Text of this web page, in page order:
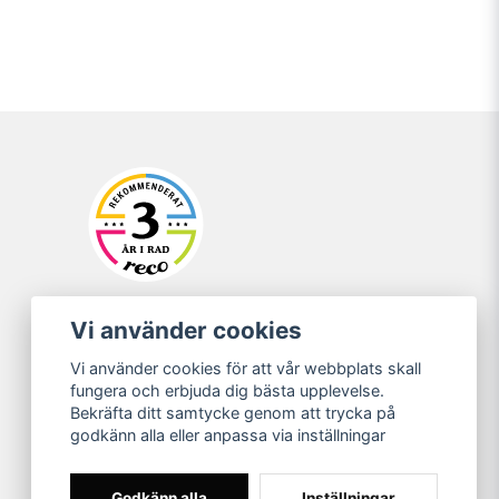
Vi använder cookies
Vi använder cookies för att vår webbplats skall
fungera och erbjuda dig bästa upplevelse.
Bekräfta ditt samtycke genom att trycka på
godkänn alla eller anpassa via inställningar